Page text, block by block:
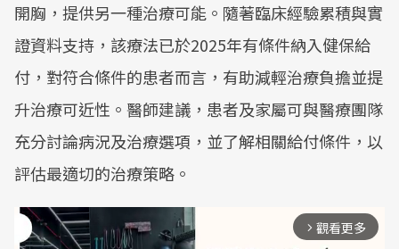
開胸，提供另一種治療可能。隨著臨床經驗累積與實
證資料支持，該療法已於2025年有條件納入健保給
付，對符合條件的患者而言，有助減輕治療負擔並提
升治療可近性。醫師建議，患者及家屬可與醫療團隊
充分討論病況及治療選項，並了解相關給付條件，以
評估最適切的治療策略。
arrow_forward_ios 觀看更多